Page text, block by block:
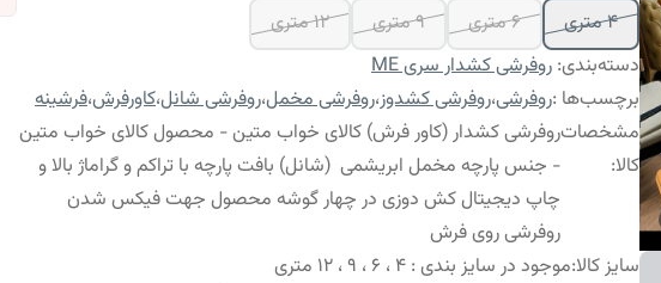
4 متری
6 متری 9 متری
12 متری
دسته‌بندی: روفرشی کشدار سری ME
برچسب‌ها :روفرشی،روفرشی کشدوز،روفرشی مخمل،روفرشی شانل،کاورفرش،فرشینه
مشخصات
کالا:
روفرشی کشدار (کاور فرش) کالای خواب متین - محصول کالای خواب متین
- جنس پارچه مخمل ابریشمی (شانل) بافت پارچه با تراکم و گراماژ بالا و
چاپ دیجیتال کش دوزی در چهار گوشه محصول جهت فیکس شدن
روفرشی روی فرش
سایز کالا:موجود در سایز بندی : 4 ، 6 ، 9 ، 12 متری